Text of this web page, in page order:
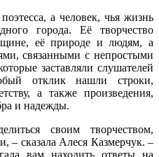
а человек, чья жизнь
города. Её творчество
её природе и людям, а
связанными с непростыми
заставляли слушателей
отклик нашли строки,
а также произведения,
и надежды.
своим творчеством,
– сказала Алеся Казмерчук. –
вам находить ответы на